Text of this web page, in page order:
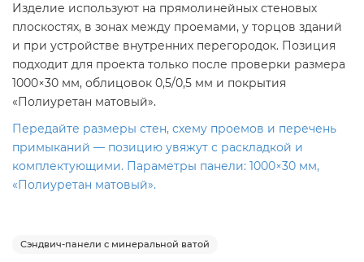
Изделие используют на прямолинейных стеновых
плоскостях, в зонах между проемами, у торцов зданий
и при устройстве внутренних перегородок. Позиция
подходит для проекта только после проверки размера
1000×30 мм, облицовок 0,5/0,5 мм и покрытия
«Полиуретан матовый».
Передайте размеры стен, схему проемов и перечень
примыканий — позицию увяжут с раскладкой и
комплектующими. Параметры панели: 1000×30 мм,
«Полиуретан матовый».
Сэндвич-панели с минеральной ватой